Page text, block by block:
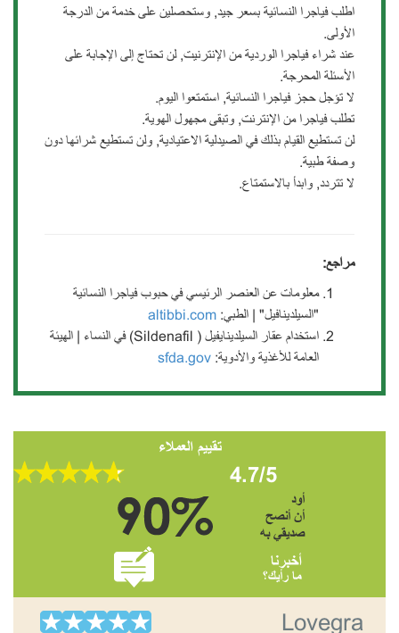
اطلب فياجرا النسائية بسعر جيد, وستحصلين على خدمة من الدرجة
الأولى.
عند شراء فياجرا الوردية من الإنترنيت, لن تحتاج إلى الإجابة على
الأسئلة المحرجة.
لا تؤجل حجز فياجرا النسائية, استمتعوا اليوم.
تطلب فياجرا من الإنترنت, وتبقى مجهول الهوية.
لن تستطيع القيام بذلك في الصيدلية الاعتيادية, ولن تستطيع شرائها دون
وصفة طبية.
لا تتردد, وابدأ بالاستمتاع.
مراجع:
معلومات عن العنصر الرئيسي في حبوب فياجرا النسائية
"السيلدينافيل" | الطبي: altibbi.com
استخدام عقار السيلدينايفيل ( Sildenafil) في النساء | الهيئة
العامة للأغذية والأدوية: sfda.gov
تقييم العملاء
4.7/5
أود
أن أنصح
صديقي به
أخبرنا
ما رأيك؟
Lovegra